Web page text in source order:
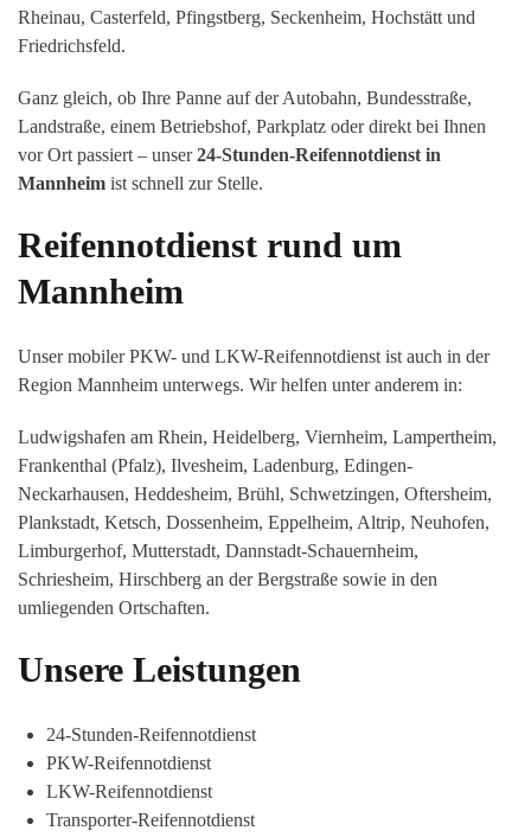
Rheinau, Casterfeld, Pfingstberg, Seckenheim, Hochstätt und
Friedrichsfeld.
Ganz gleich, ob Ihre Panne auf der Autobahn, Bundesstraße,
Landstraße, einem Betriebshof, Parkplatz oder direkt bei Ihnen
vor Ort passiert – unser24-Stunden-Reifennotdienst in
Mannheim ist schnell zur Stelle.
Reifennotdienst rund um
Mannheim
Unser mobiler PKW- und LKW-Reifennotdienst ist auch in der
Region Mannheim unterwegs. Wir helfen unter anderem in:
Ludwigshafen am Rhein, Heidelberg, Viernheim, Lampertheim,
Frankenthal (Pfalz), Ilvesheim, Ladenburg, Edingen-
Neckarhausen, Heddesheim, Brühl, Schwetzingen, Oftersheim,
Plankstadt, Ketsch, Dossenheim, Eppelheim, Altrip, Neuhofen,
Limburgerhof, Mutterstadt, Dannstadt-Schauernheim,
Schriesheim, Hirschberg an der Bergstraße sowie in den
umliegenden Ortschaften.
Unsere Leistungen
24-Stunden-Reifennotdienst
PKW-Reifennotdienst
LKW-Reifennotdienst
Transporter-Reifennotdienst